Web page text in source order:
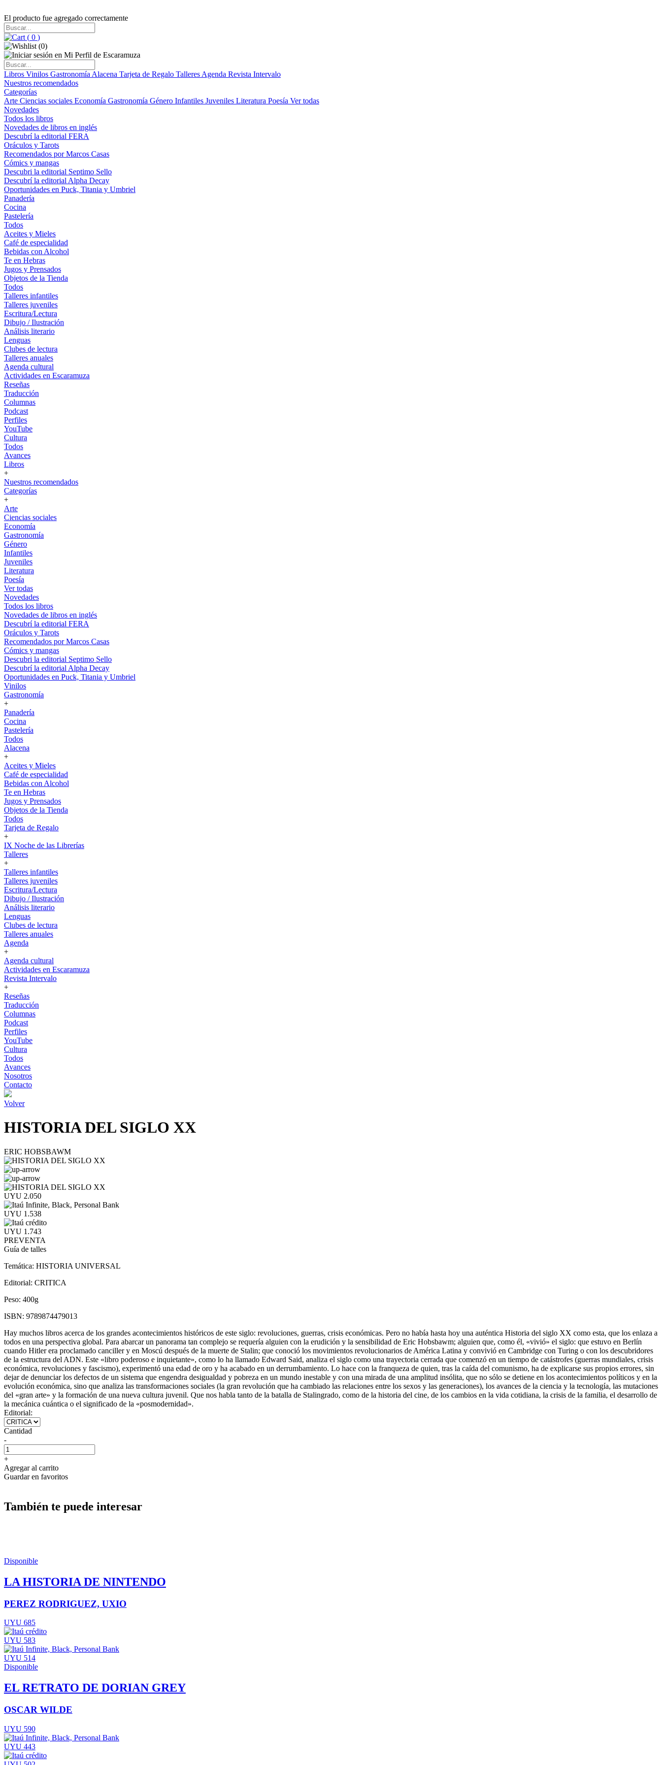
El producto fue agregado correctamente
( 0 )
(0)
Libros Vinilos Gastronomía Alacena Tarjeta de Regalo Talleres Agenda Revista Intervalo
Nuestros recomendados
Categorías
Arte Ciencias sociales Economía Gastronomía Género Infantiles Juveniles Literatura Poesía Ver todas
Novedades
Todos los libros
Novedades de libros en inglés
Descubrí la editorial FERA
Oráculos y Tarots
Recomendados por Marcos Casas
Cómics y mangas
Descubri la editorial Septimo Sello
Descubrí la editorial Alpha Decay
Oportunidades en Puck, Titania y Umbriel
Panadería
Cocina
Pastelería
Todos
Aceites y Mieles
Café de especialidad
Bebidas con Alcohol
Te en Hebras
Jugos y Prensados
Objetos de la Tienda
Todos
Talleres infantiles
Talleres juveniles
Escritura/Lectura
Dibujo / Ilustración
Análisis literario
Lenguas
Clubes de lectura
Talleres anuales
Agenda cultural
Actividades en Escaramuza
Reseñas
Traducción
Columnas
Podcast
Perfiles
YouTube
Cultura
Todos
Avances
Libros
+
Nuestros recomendados
Categorías
+
Arte
Ciencias sociales
Economía
Gastronomía
Género
Infantiles
Juveniles
Literatura
Poesía
Ver todas
Novedades
Todos los libros
Novedades de libros en inglés
Descubrí la editorial FERA
Oráculos y Tarots
Recomendados por Marcos Casas
Cómics y mangas
Descubri la editorial Septimo Sello
Descubrí la editorial Alpha Decay
Oportunidades en Puck, Titania y Umbriel
Vinilos
Gastronomía
+
Panadería
Cocina
Pastelería
Todos
Alacena
+
Aceites y Mieles
Café de especialidad
Bebidas con Alcohol
Te en Hebras
Jugos y Prensados
Objetos de la Tienda
Todos
Tarjeta de Regalo
+
IX Noche de las Librerías
Talleres
+
Talleres infantiles
Talleres juveniles
Escritura/Lectura
Dibujo / Ilustración
Análisis literario
Lenguas
Clubes de lectura
Talleres anuales
Agenda
+
Agenda cultural
Actividades en Escaramuza
Revista Intervalo
+
Reseñas
Traducción
Columnas
Podcast
Perfiles
YouTube
Cultura
Todos
Avances
Nosotros
Contacto
Volver
HISTORIA DEL SIGLO XX
ERIC HOBSBAWM
UYU 2.050
UYU 1.538
UYU 1.743
PREVENTA
Guía de talles
Temática: HISTORIA UNIVERSAL
Editorial: CRITICA
Peso: 400g
ISBN: 9789874479013
Hay muchos libros acerca de los grandes acontecimientos históricos de este siglo: revoluciones, guerras, crisis económicas. Pero no había hasta hoy una auténtica Historia del siglo XX como esta, que los enlaza a
todos en una perspectiva global. Para abarcar un panorama tan complejo se requería alguien con la erudición y la sensibilidad de Eric Hobsbawm; alguien que, como él, «vivió» el siglo: que estuvo en Berlín
cuando Hitler era proclamado canciller y en Moscú después de la muerte de Stalin; que conoció los movimientos revolucionarios de América Latina y convivió en Cambridge con Turing o con los descubridores
de la estructura del ADN. Este «libro poderoso e inquietante», como lo ha llamado Edward Said, analiza el siglo como una trayectoria cerrada que comenzó en un tiempo de catástrofes (guerras mundiales, crisis
económica, revoluciones y fascismo), experimentó una edad de oro y ha acabado en un derrumbamiento. Lo hace con la franqueza de quien, tras la caída del comunismo, ha de explicarse sus propios errores, sin
dejar de denunciar los defectos de un sistema que engendra desigualdad y pobreza en un mundo inestable y con una mirada de una amplitud insólita, que no sólo se detiene en los acontecimientos políticos y en la
evolución económica, sino que analiza las transformaciones sociales (la gran revolución que ha cambiado las relaciones entre los sexos y las generaciones), los avances de la ciencia y la tecnología, las mutaciones
del «gran arte» y la formación de una nueva cultura juvenil. Que nos habla tanto de la batalla de Stalingrado, como de la historia del cine, de los cambios en la vida cotidiana, la crisis de la familia, el desarrollo de
la mecánica cuántica o el significado de la «posmodernidad».
Editorial:
Cantidad
-
+
Agregar al carrito
Guardar en favoritos
También te puede interesar
Disponible
LA HISTORIA DE NINTENDO
PEREZ RODRIGUEZ, UXIO
UYU 685
UYU 583
UYU 514
Disponible
EL RETRATO DE DORIAN GREY
OSCAR WILDE
UYU 590
UYU 443